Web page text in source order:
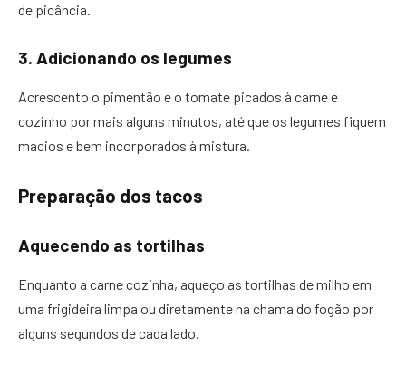
de picância.
3. Adicionando os legumes
Acrescento o pimentão e o tomate picados à carne e
cozinho por mais alguns minutos, até que os legumes fiquem
macios e bem incorporados à mistura.
Preparação dos tacos
Aquecendo as tortilhas
Enquanto a carne cozinha, aqueço as tortilhas de milho em
uma frigideira limpa ou diretamente na chama do fogão por
alguns segundos de cada lado.